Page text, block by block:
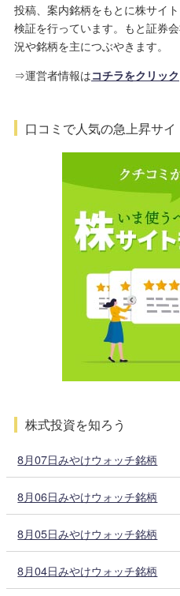
投稿、案内銘柄をもとに株サイ
検証を行っています。もと証券
況や銘柄を主につぶやきます。
⇒運営者情報はコチラをクリック
口コミで人気の急上昇サイ
株式投資を知ろう
8月07日みやけウォッチ銘柄
8月06日みやけウォッチ銘柄
8月05日みやけウォッチ銘柄
8月04日みやけウォッチ銘柄